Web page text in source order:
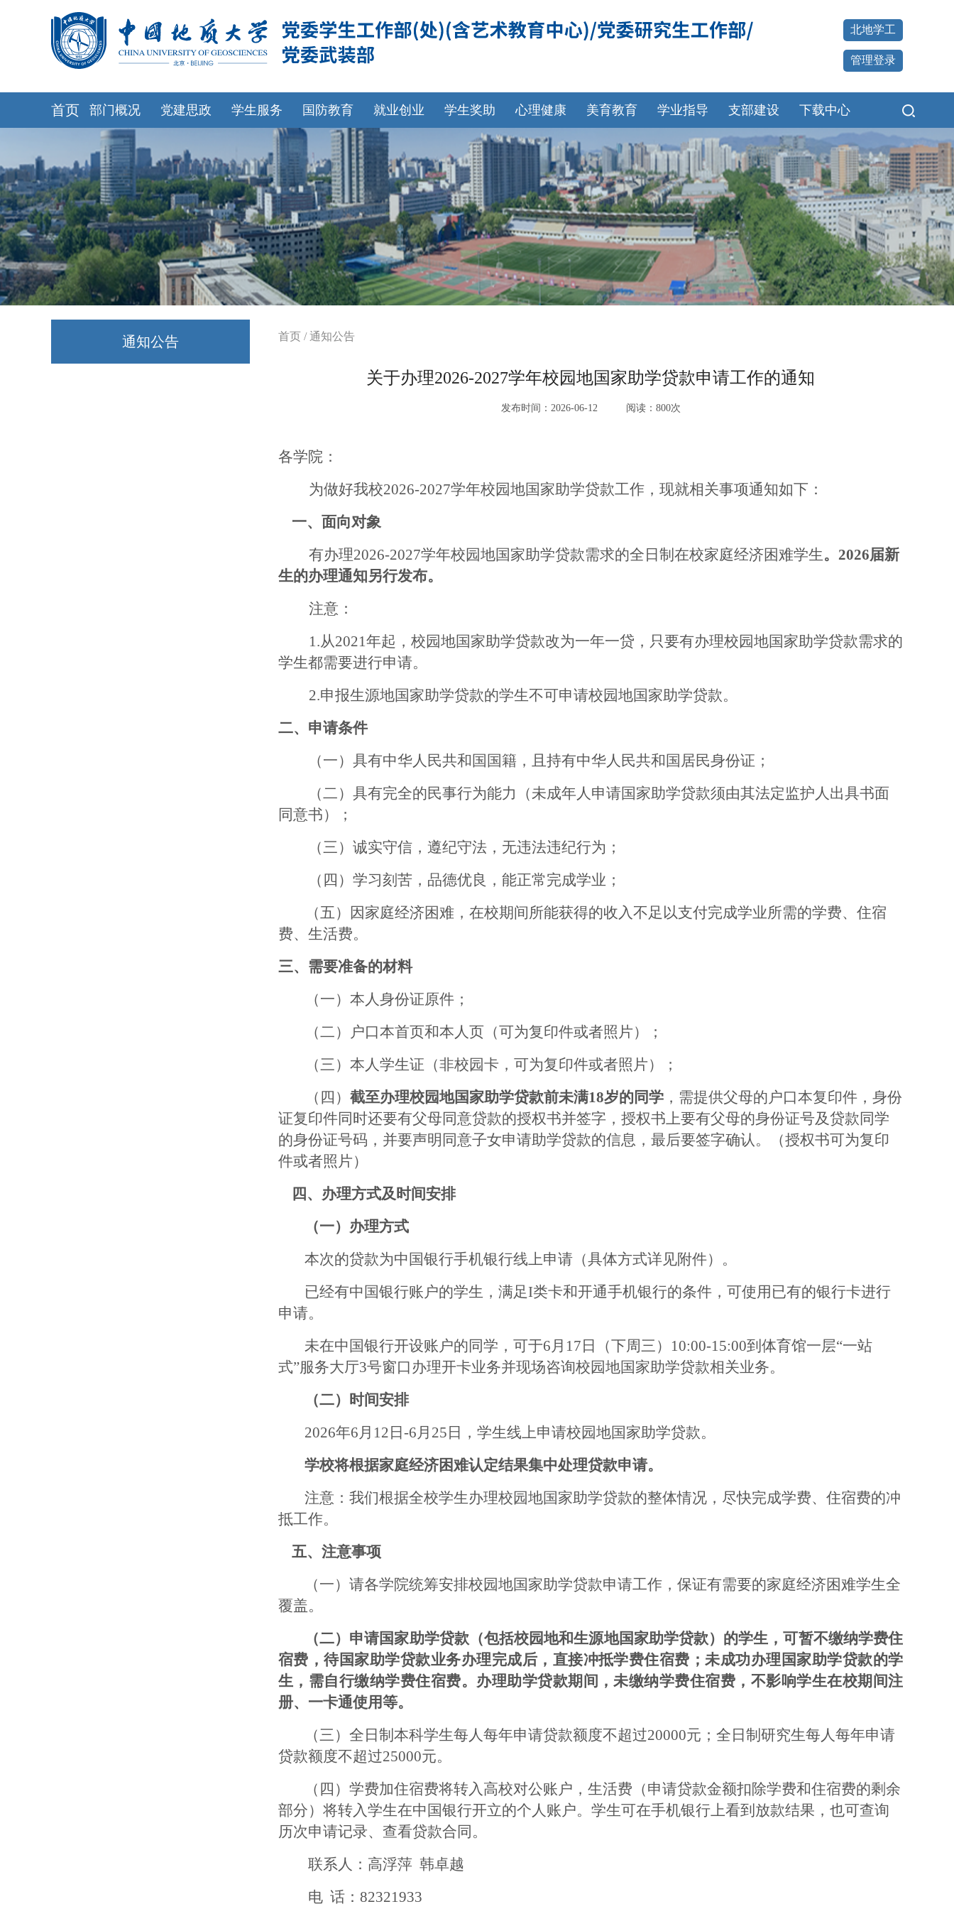
北地学工
管理登录
首页 部门概况 党建思政 学生服务 国防教育 就业创业 学生奖助 心理健康 美育教育 学业指导 支部建设 下载中心
通知公告 首页 /通知公告
关于办理2026-2027学年校园地国家助学贷款申请工作的通知
发布时间：2026-06-12 阅读： 800次
各学院：
为做好我校2026-2027学年校园地国家助学贷款工作，现就相关事项通知如下：
一、面向对象
有办理2026-2027学年校园地国家助学贷款需求的全日制在校家庭经济困难学生。 2026届新
生的办理通知另行发布。
注意：
1.从2021年起，校园地国家助学贷款改为一年一贷，只要有办理校园地国家助学贷款需求的
学生都需要进行申请。
2.申报生源地国家助学贷款的学生不可申请校园地国家助学贷款。
二、申请条件
（一）具有中华人民共和国国籍，且持有中华人民共和国居民身份证；
（二）具有完全的民事行为能力（未成年人申请国家助学贷款须由其法定监护人出具书面
同意书）；
（三）诚实守信，遵纪守法，无违法违纪行为；
（四）学习刻苦，品德优良，能正常完成学业；
（五）因家庭经济困难，在校期间所能获得的收入不足以支付完成学业所需的学费、住宿
费、生活费。
三、需要准备的材料
（一）本人身份证原件；
（二）户口本首页和本人页（可为复印件或者照片）；
（三）本人学生证（非校园卡，可为复印件或者照片）；
（四） 截至办理校园地国家助学贷款前未满18岁的同学 ，需提供父母的户口本复印件，身份
证复印件同时还要有父母同意贷款的授权书并签字，授权书上要有父母的身份证号及贷款同学
的身份证号码，并要声明同意子女申请助学贷款的信息，最后要签字确认。（授权书可为复印
件或者照片）
四、办理方式及时间安排
（一）办理方式
本次的贷款为中国银行手机银行线上申请（具体方式详见附件）。
已经有中国银行账户的学生，满足I类卡和开通手机银行的条件，可使用已有的银行卡进行
申请。
未在中国银行开设账户的同学，可于6月 17 日（下周三）10:00-15:00到体育馆一层“一站
式”服务大厅3号窗口办理开卡业务并现场咨询校园地国家助学贷款相关业务。
（二）时间安排
2026年6月 12 日 -6月 25 日，学生线上申请校园地国家助学贷款。
学校将根据家庭经济困难认定结果集中处理贷款申请。
注意：我们根据全校学生办理校园地国家助学贷款的整体情况，尽快完成学费、住宿费的冲
抵工作。
五、注意事项
（一）请各学院统筹安排校园地国家助学贷款申请工作，保证有需要的家庭经济困难学生全
覆盖。
（二）申请国家助学贷款（包括校园地和生源地国家助学贷款）的学生，可暂不缴纳学费住
宿费，待国家助学贷款业务办理完成后，直接冲抵学费住宿费；未成功办理国家助学贷款的学
生，需自行缴纳学费住宿费。办理助学贷款期间，未缴纳学费住宿费，不影响学生在校期间注
册、一卡通使用等。
（三）全日制本科学生每人每年申请贷款额度不超过20000元；全日制研究生每人每年申请
贷款额度不超过25000元。
（四）学费加住宿费将转入高校对公账户，生活费（申请贷款金额扣除学费和住宿费的剩余
部分）将转入学生在中国银行开立的个人账户。学生可在手机银行上看到放款结果，也可查询
历次申请记录、查看贷款合同。
联系人：高浮萍 韩卓越
电 话： 82321933